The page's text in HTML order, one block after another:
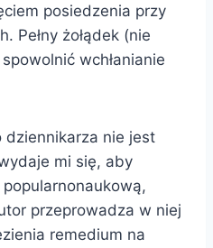
posiedzenia przy
Pełny żołądek (nie
wchłanianie
dziennikarza nie jest
mi się, aby
przeprowadza w niej
remedium na